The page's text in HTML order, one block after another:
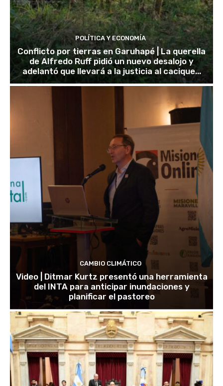
POLÍTICA Y ECONOMÍA
Conflicto por tierras en Garuhapé | La querella
de Alfredo Ruff pidió un nuevo desalojo y
adelantó que llevará a la justicia al cacique...
CAMBIO CLIMÁTICO
Video | Ditmar Kurtz presentó una herramienta
del INTA para anticipar inundaciones y
planificar el pastoreo